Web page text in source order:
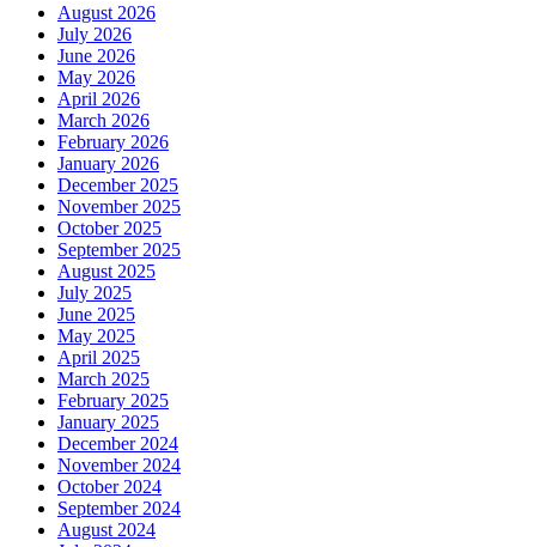
August 2026
July 2026
June 2026
May 2026
April 2026
March 2026
February 2026
January 2026
December 2025
November 2025
October 2025
September 2025
August 2025
July 2025
June 2025
May 2025
April 2025
March 2025
February 2025
January 2025
December 2024
November 2024
October 2024
September 2024
August 2024